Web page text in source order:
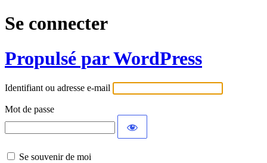
Se connecter
Propulsé par WordPress
Identifiant ou adresse e-mail
Mot de passe
Se souvenir de moi